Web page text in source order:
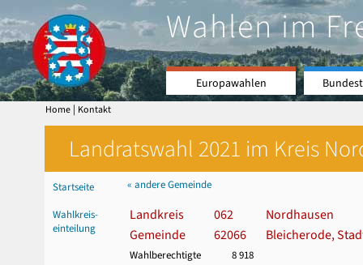
Wahlen im
Europawahlen
Home | Kontakt
Landratswahl 2021 im Kreis
Startseite
Wahlkreis-
einteilung
« andere Gemeinde
Landkreis 062
Nordhausen
Gemeinde
62066 Bleicherode,
Wahlberechtigte
8 918